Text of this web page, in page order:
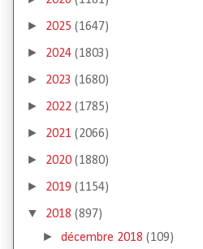
► 2025 (1647)
► 2024 (1803)
► 2023 (1680)
► 2022 (1785)
► 2021 (2066)
► 2020 (1880)
► 2019 (1154)
▼ 2018 (897)
►décembre 2018(109)